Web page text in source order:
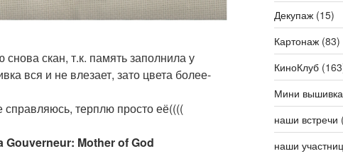
скан, т.к. память заполнила у
вся и не влезает, зато цвета более-
терплю просто её((((
Gouverneur: Mother of God
Декупаж(15)
Картонаж(83)
КиноКлуб
Мини вышивка
наши встречи
наши